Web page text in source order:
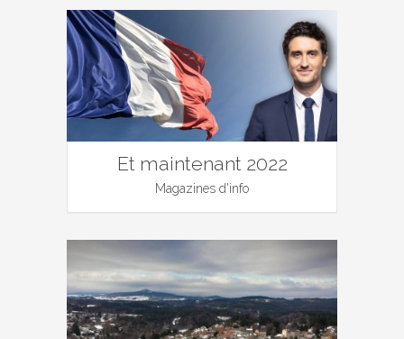
Et maintenant 2022
Magazines d'info